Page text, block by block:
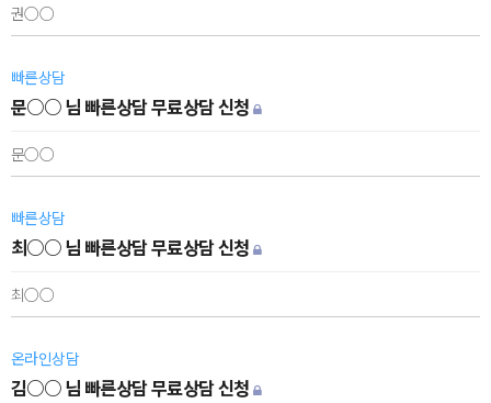
권○○
빠른상담
문○○ 님 빠른상담 무료상담 신청
문○○
빠른상담
최○○ 님 빠른상담 무료상담 신청
최○○
온라인상담
김○○ 님 빠른상담 무료상담 신청